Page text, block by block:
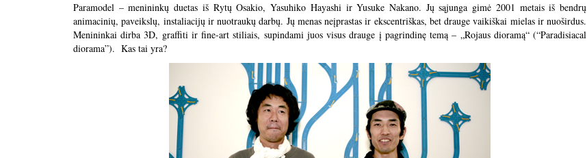
Paramodel – menininkų duetas iš Rytų Osakio, Yasuhiko Hayashi ir Yusuke Nakano. Jų sąjunga gimė 2001 metais iš bendrų
animacinių, paveikslų, instaliacijų ir nuotraukų darbų. Jų menas neįprastas ir ekscentriškas, bet drauge vaikiškai mielas ir nuoširdus.
Menininkai dirba 3D, graffiti ir fine-art stiliais, supindami juos visus drauge į pagrindinę temą – „Rojaus dioramą“ (“Paradisiacal
diorama”). Kas tai yra?